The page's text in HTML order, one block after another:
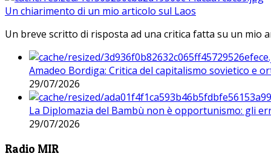
Un chiarimento di un mio articolo sul Laos
Un breve scritto di risposta ad una critica fatta su un mio
Amadeo Bordiga: Critica del capitalismo sovietico e
29/07/2026
La Diplomazia del Bambù non è opportunismo: gli
29/07/2026
Radio MIR